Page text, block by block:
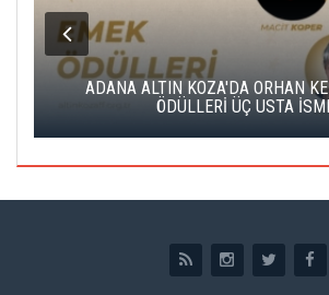
ADANA ALTIN KOZA'DA ORHAN
ÖDÜLLERİ ÜÇ USTA